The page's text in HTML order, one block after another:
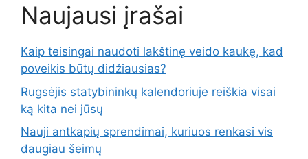
Naujausi įrašai
Kaip teisingai naudoti lakštinę veido kaukę, kad
poveikis būtų didžiausias?
Rugsėjis statybininkų kalendoriuje reiškia visai
ką kita nei jūsų
Nauji antkapių sprendimai, kuriuos renkasi vis
daugiau šeimų